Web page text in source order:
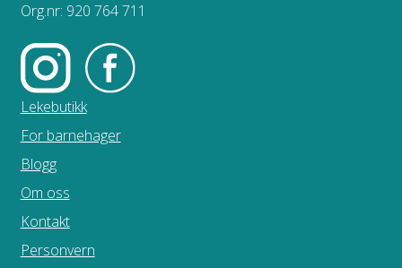
Org.nr: 920 764 711
Lekebutikk
For barnehager
Blogg
Om oss
Kontakt
Personvern